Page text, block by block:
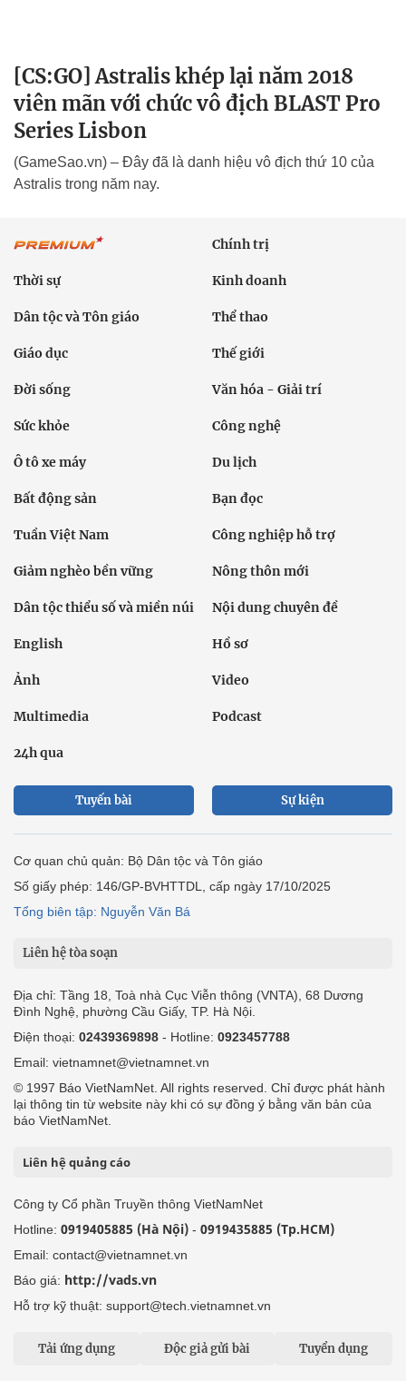
[CS:GO] Astralis khép lại năm 2018
viên mãn với chức vô địch BLAST Pro
Series Lisbon
(GameSao.vn) – Đây đã là danh hiệu vô địch thứ 10 của
Astralis trong năm nay.
Chính trị
Thời sự Kinh doanh
Dân tộc và Tôn giáo Thể thao
Giáo dục Thế giới
Đời sống Văn hóa - Giải trí
Sức khỏe Công nghệ
Ô tô xe máy Du lịch
Bất động sản Bạn đọc
Tuần Việt Nam Công nghiệp hỗ trợ
Giảm nghèo bền vững Nông thôn mới
Dân tộc thiểu số và miền núi Nội dung chuyên đề
English Hồ sơ
Ảnh Video
Multimedia Podcast
24h qua
Tuyến bài Sự kiện
Cơ quan chủ quản: Bộ Dân tộc và Tôn giáo
Số giấy phép: 146/GP-BVHTTDL, cấp ngày 17/10/2025
Tổng biên tập: Nguyễn Văn Bá
Liên hệ tòa soạn
Địa chỉ: Tầng 18, Toà nhà Cục Viễn thông (VNTA), 68 Dương
Đình Nghệ, phường Cầu Giấy, TP. Hà Nội.
Điện thoại: 02439369898 - Hotline: 0923457788
Email: vietnamnet@vietnamnet.vn
© 1997 Báo VietNamNet. All rights reserved. Chỉ được phát hành
lại thông tin từ website này khi có sự đồng ý bằng văn bản của
báo VietNamNet.
Liên hệ quảng cáo
Công ty Cổ phần Truyền thông VietNamNet
Hotline: 0919405885 (Hà Nội) - 0919435885 (Tp.HCM)
Email: contact@vietnamnet.vn
Báo giá: http://vads.vn
Hỗ trợ kỹ thuật: support@tech.vietnamnet.vn
Tải ứng dụng Độc giả gửi bài Tuyển dụng